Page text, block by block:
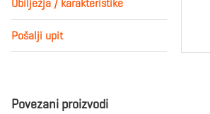
Obilježja / karakteristike
Pošalji upit
Povezani proizvodi